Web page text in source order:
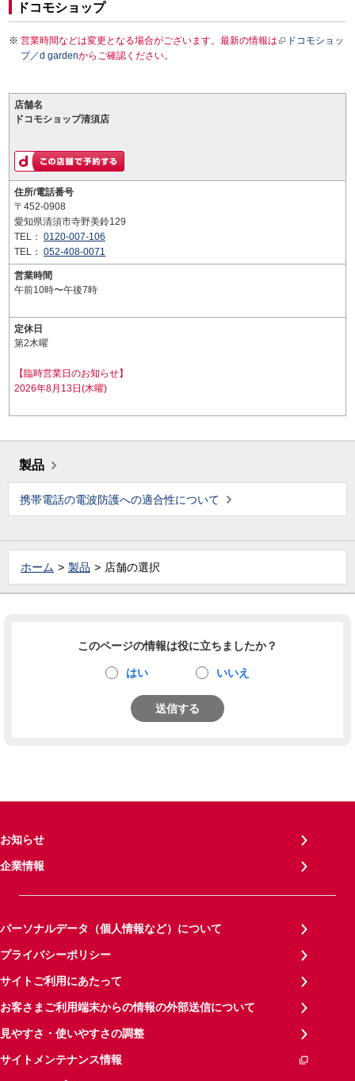
ドコモショップ
営業時間などは変更となる場合がございます。最新の情報は
ドコモショッ
プ／d gardenからご確認ください。
店舗名
ドコモショップ清須店
住所/電話番号
〒452-0908
愛知県清須市寺野美鈴129
TEL： 0120-007-106
TEL： 052-408-0071
営業時間
午前10時〜午後7時
定休日
第2木曜
【臨時営業日のお知らせ】
2026年8月13日(木曜)
製品
携帯電話の電波防護への適合性について
ホーム 製品 店舗の選択
このページの情報は役に立ちましたか？
はい いいえ
送信する
お知らせ
企業情報
パーソナルデータ（個人情報など）について
プライバシーポリシー
サイトご利用にあたって
お客さまご利用端末からの情報の外部送信について
見やすさ・使いやすさの調整
サイトメンテナンス情報